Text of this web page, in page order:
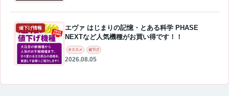
値下げ情報
エヴァ はじまりの記憶・とある科学 PHASE
NEXTなど人気機種がお買い得です！！
オススメ 値下げ
2026.08.05